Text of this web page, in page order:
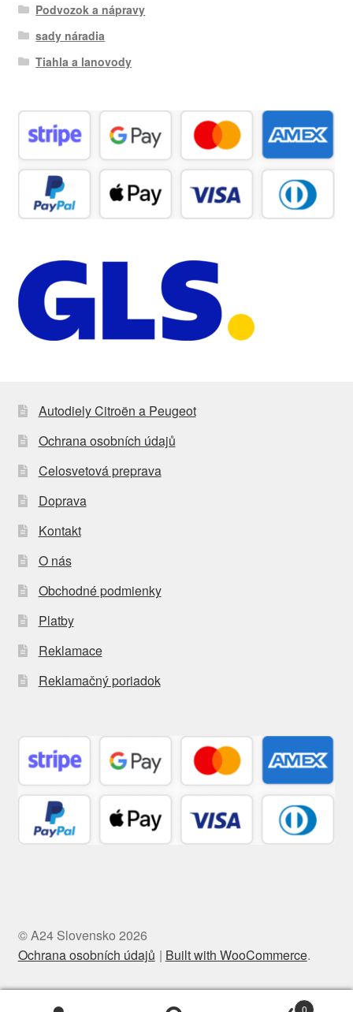
Podvozok a nápravy
sady náradia
Tiahla a lanovody
Autodiely Citroën a Peugeot
Ochrana osobních údajů
Celosvetová preprava
Doprava
Kontakt
O nás
Obchodné podmienky
Platby
Reklamace
Reklamačný poriadok
© A24 Slovensko 2026
Ochrana osobních údajů
Built with WooCommerce.
0